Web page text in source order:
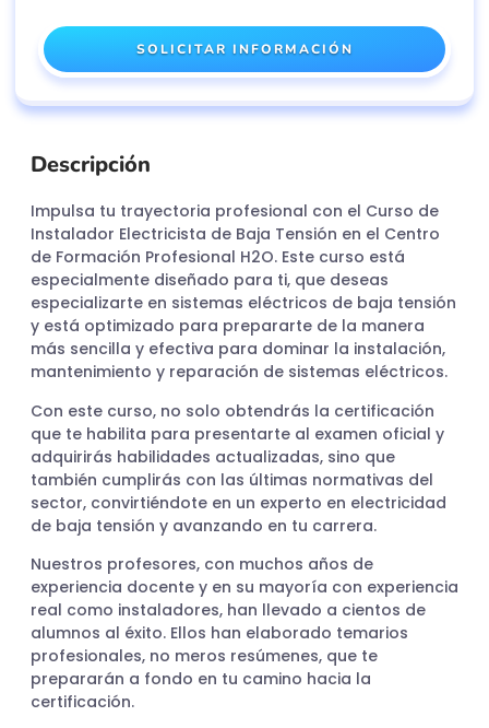
Descripción
Impulsa tu trayectoria profesional con el Curso de
Instalador Electricista de Baja Tensión en el Centro
de Formación Profesional H2O. Este curso está
especialmente diseñado para ti, que deseas
especializarte en sistemas eléctricos de baja tensión
y está optimizado para prepararte de la manera
más sencilla y efectiva para dominar la instalación,
mantenimiento y reparación de sistemas eléctricos.
Con este curso, no solo obtendrás la certificación
que te habilita para presentarte al examen oficial y
adquirirás habilidades actualizadas, sino que
también cumplirás con las últimas normativas del
sector, convirtiéndote en un experto en electricidad
de baja tensión y avanzando en tu carrera.
Nuestros profesores, con muchos años de
experiencia docente y en su mayoría con experiencia
real como instaladores, han llevado a cientos de
alumnos al éxito. Ellos han elaborado temarios
profesionales, no meros resúmenes, que te
prepararán a fondo en tu camino hacia la
certificación.
SOLICITAR INFORMACIÓN